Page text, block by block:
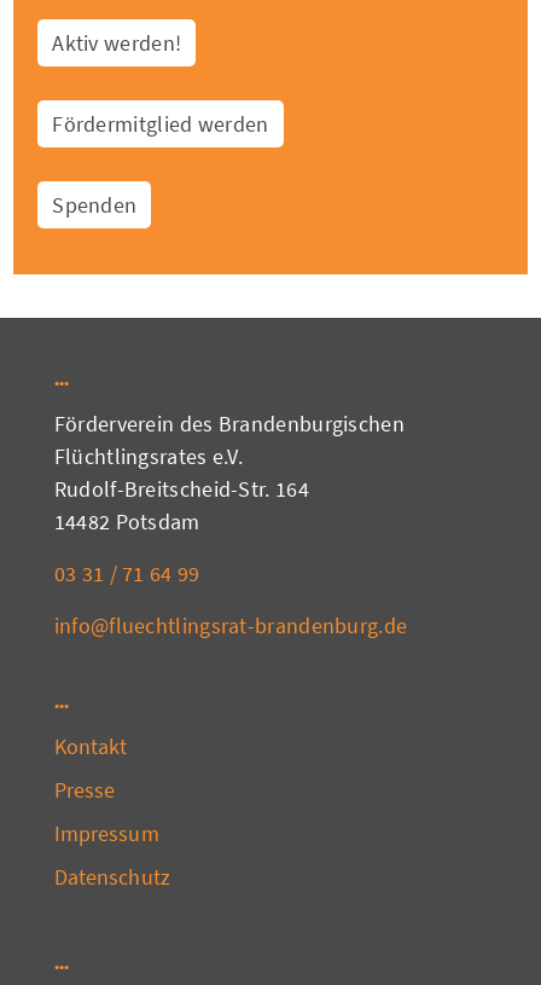
Aktiv werden!
Fördermitglied werden
Spenden
Förderverein des Brandenburgischen
Flüchtlingsrates e.V.
Rudolf-Breitscheid-Str. 164
14482 Potsdam
03 31 / 71 64 99
info@fluechtlingsrat-brandenburg.de
Kontakt
Presse
Impressum
Datenschutz